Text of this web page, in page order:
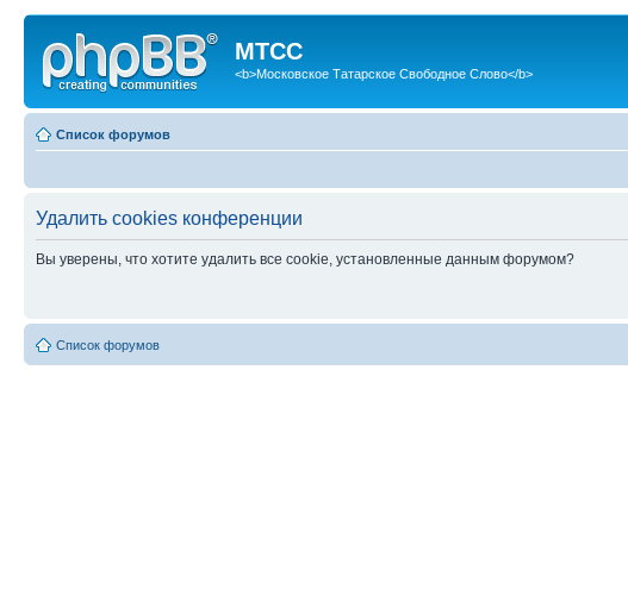
МТСС
<b>Московское Татарское Свободное Слово</b>
Список форумов
Удалить cookies конференции
Вы уверены, что хотите удалить все cookie, установленные данным форумом?
Список форумов